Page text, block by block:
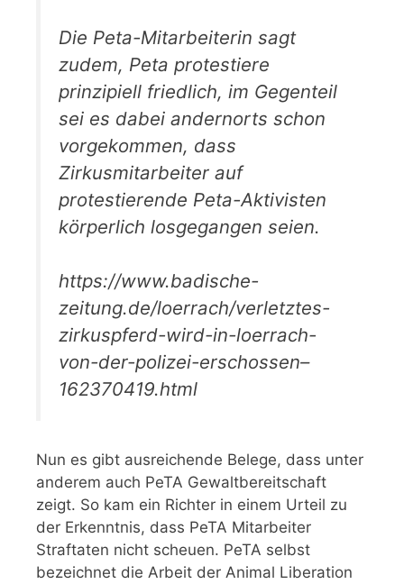
Die Peta-Mitarbeiterin sagt
zudem, Peta protestiere
prinzipiell friedlich, im Gegenteil
sei es dabei andernorts schon
vorgekommen, dass
Zirkusmitarbeiter auf
protestierende Peta-Aktivisten
körperlich losgegangen seien.
https://www.badische-
zeitung.de/loerrach/verletztes-
zirkuspferd-wird-in-loerrach-
von-der-polizei-erschossen–
162370419.html
Nun es gibt ausreichende Belege, dass unter
anderem auch PeTA Gewaltbereitschaft
zeigt. So kam ein Richter in einem Urteil zu
der Erkenntnis, dass PeTA Mitarbeiter
Straftaten nicht scheuen. PeTA selbst
bezeichnet die Arbeit der Animal Liberation